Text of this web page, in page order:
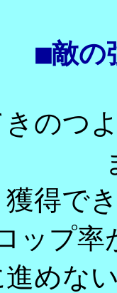
■敵の
のつ
得で
ップ率
めな